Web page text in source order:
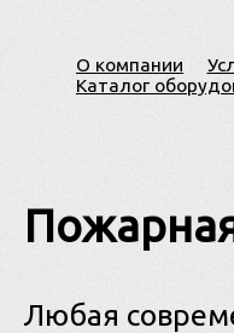
О компании
Каталог
Любая